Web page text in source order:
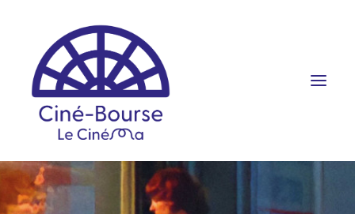
FILMS ET HORAIRES